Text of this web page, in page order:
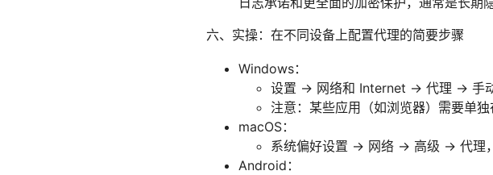
六、实操：在不同设备上配置代理的简要步骤
Windows：
设置 -> 网络和 Internet -> 代理 -> 手
注意：某些应用（如浏览器）需要单
macOS：
系统偏好设置 -> 网络 -> 高级 -> 代理
Android：